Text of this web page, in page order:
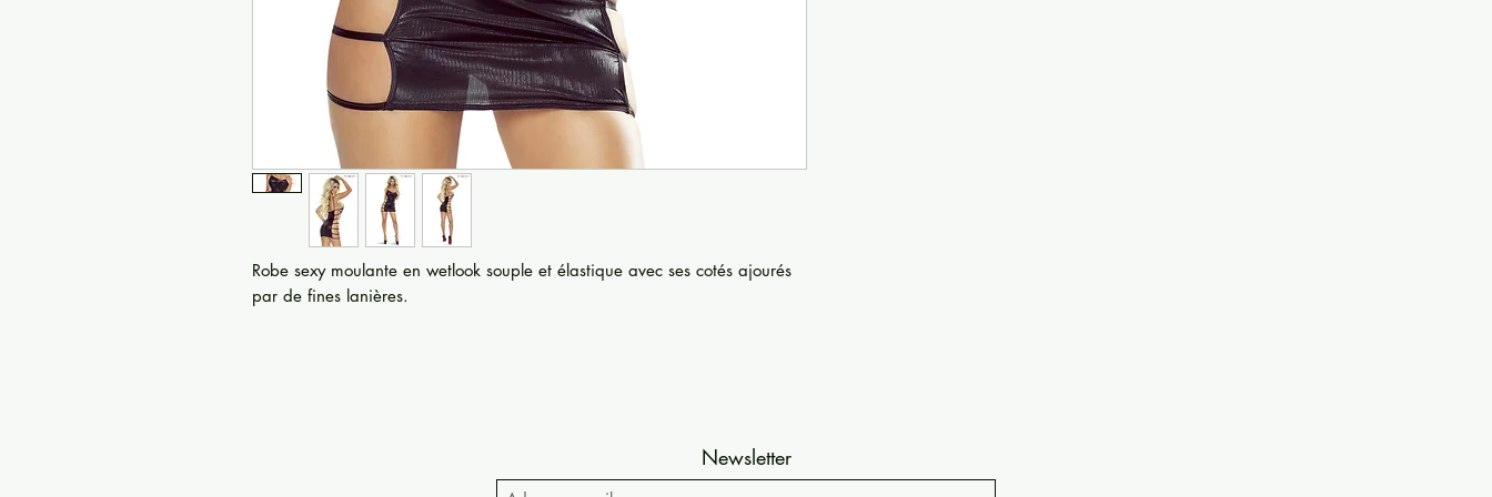
Robe sexy moulante en wetlook souple et élastique avec ses cotés ajourés
par de fines lanières.
Newsletter